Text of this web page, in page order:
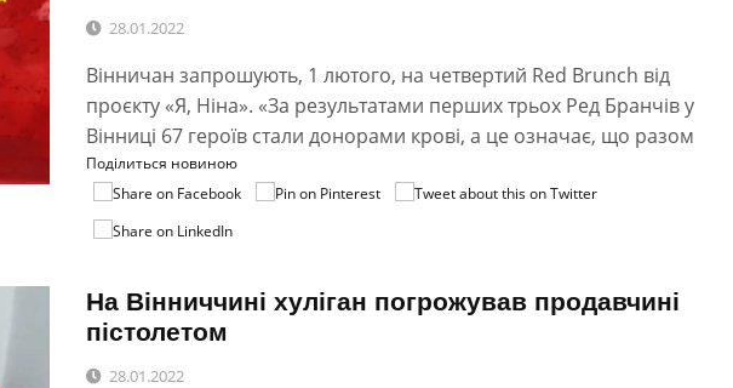
28.01.2022
Вінничан запрошують, 1 лютого, на четвертий Red Brunch від
проєкту «Я, Ніна». «За результатами перших трьох Ред Бранчів у
Вінниці 67 героїв стали донорами крові, а це означає, що разом
Поділиться новиною
На Вінниччині хуліган погрожував продавчині
пістолетом
28.01.2022